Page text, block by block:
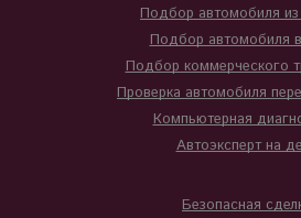
Подбор автомобиля
Подбор автомобиля
Подбор коммерческого
Проверка автомобиля
Компьютерная
Автоэксперт на
Безопасная